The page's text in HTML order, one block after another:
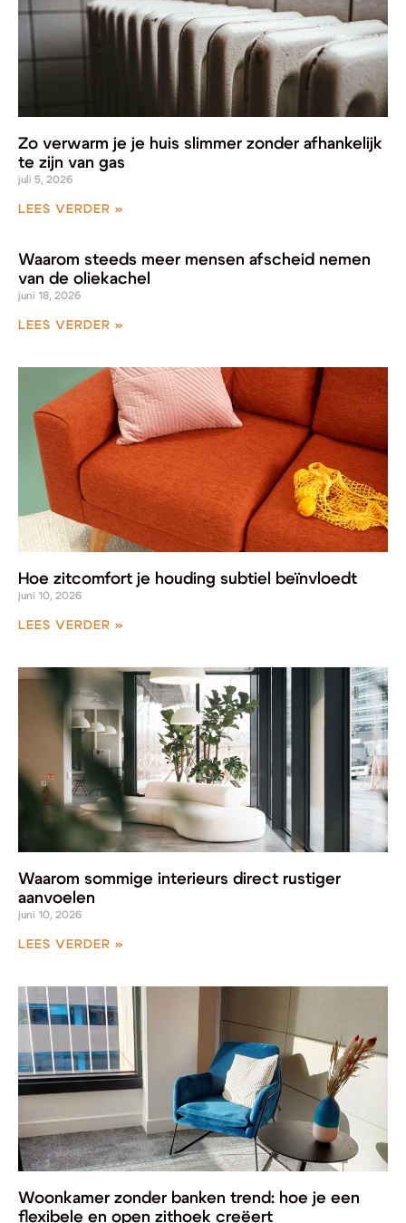
Zo verwarm je je huis slimmer zonder afhankelijk
te zijn van gas
juli 5, 2026
LEES VERDER »
Waarom steeds meer mensen afscheid nemen
van de oliekachel
juni 18, 2026
LEES VERDER »
Hoe zitcomfort je houding subtiel beïnvloedt
juni 10, 2026
LEES VERDER »
Waarom sommige interieurs direct rustiger
aanvoelen
juni 10, 2026
LEES VERDER »
Woonkamer zonder banken trend: hoe je een
flexibele en open zithoek creëert